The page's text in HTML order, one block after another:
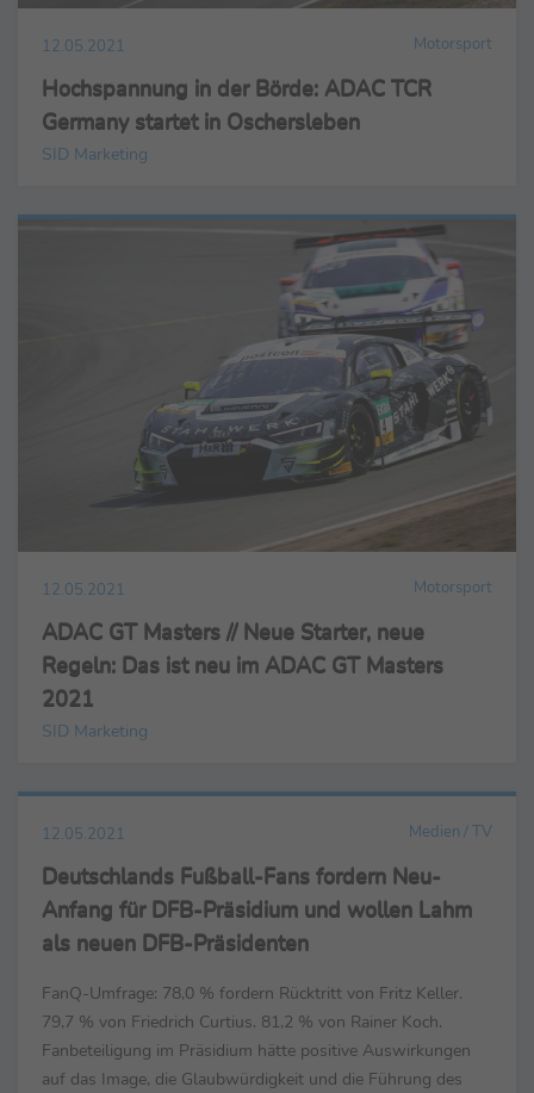
12.05.2021 Motorsport
Hochspannung in der Börde: ADAC TCR
Germany startet in Oschersleben
SID Marketing
12.05.2021 Motorsport
ADAC GT Masters // Neue Starter, neue
Regeln: Das ist neu im ADAC GT Masters
2021
SID Marketing
12.05.2021 Medien / TV
Deutschlands Fußball-Fans fordern Neu-
Anfang für DFB-Präsidium und wollen Lahm
als neuen DFB-Präsidenten
FanQ-Umfrage: 78,0 % fordern Rücktritt von Fritz Keller.
79,7 % von Friedrich Curtius. 81,2 % von Rainer Koch.
Fanbeteiligung im Präsidium hätte positive Auswirkungen
auf das Image, die Glaubwürdigkeit und die Führung des